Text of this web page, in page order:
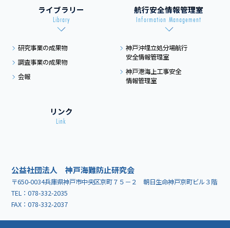
ライブラリー
Library
研究事業の成果物
調査事業の成果物
会報
航行安全情報管理室
Information Management
神戸沖埋立処分場航行
安全情報管理室
神戸港海上工事安全
情報管理室
リンク
Link
公益社団法人 神戸海難防止研究会
〒650-0034兵庫県神戸市中央区京町７５－２ 朝日生命神戸京町ビル３階
TEL：078-332-2035
FAX：078-332-2037